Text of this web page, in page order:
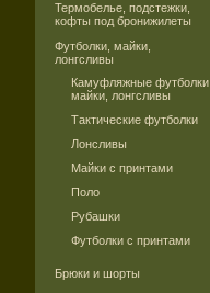
Термобелье, подстежки,
кофты под бронижилеты
Футболки, майки,
лонгсливы
Камуфляжные футболки,
майки, лонгсливы
Тактические футболки
Лонсливы
Майки с принтами
Поло
Рубашки
Футболки с принтами
Брюки и шорты